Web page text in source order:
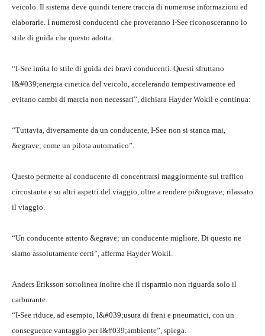
veicolo. Il sistema deve quindi tenere traccia di numerose informazioni ed
elaborarle. I numerosi conducenti che proveranno I-See riconosceranno lo
stile di guida che questo adotta.
“I-See imita lo stile di guida dei bravi conducenti. Questi sfruttano
l&#039;energia cinetica del veicolo, accelerando tempestivamente ed
evitano cambi di marcia non necessari”, dichiara Hayder Wokil e continua:
“Tuttavia, diversamente da un conducente, I-See non si stanca mai,
&egrave; come un pilota automatico”.
Questo permette al conducente di concentrarsi maggiormente sul traffico
circostante e su altri aspetti del viaggio, oltre a rendere pi&ugrave; rilassato
il viaggio.
“Un conducente attento &egrave; un conducente migliore. Di questo ne
siamo assolutamente certi”, afferma Hayder Wokil.
Anders Eriksson sottolinea inoltre che il risparmio non riguarda solo il
carburante.
“I-See riduce, ad esempio, l&#039;usura di freni e pneumatici, con un
conseguente vantaggio per l&#039;ambiente”, spiega.